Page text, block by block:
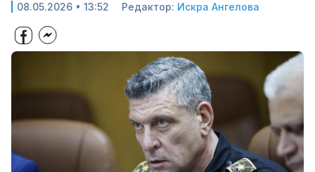
08.05.2026 • 13:52 Редактор: Искра Ангелова